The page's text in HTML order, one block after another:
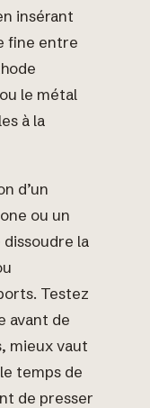
insérant
fine entre
le métal
à la
d’un
ou un
la
Testez
avant de
mieux vaut
temps de
de presser